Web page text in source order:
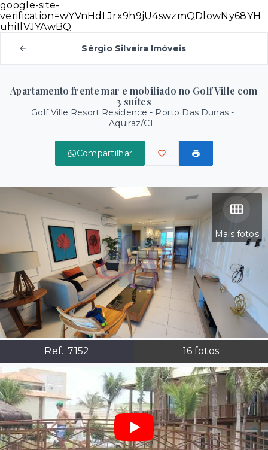
google-site-
verification=wYVnHdLJrx9h9jU4swzmQDlowNy68YH
uhi1lVJYAwBQ
Sérgio Silveira Imóveis
Apartamento frente mar e mobiliado no Golf Ville com
3 suítes
Golf Ville Resort Residence - Porto Das Dunas -
Aquiraz/CE
Compartilhar
Mais fotos
Ref.:7152 16 fotos